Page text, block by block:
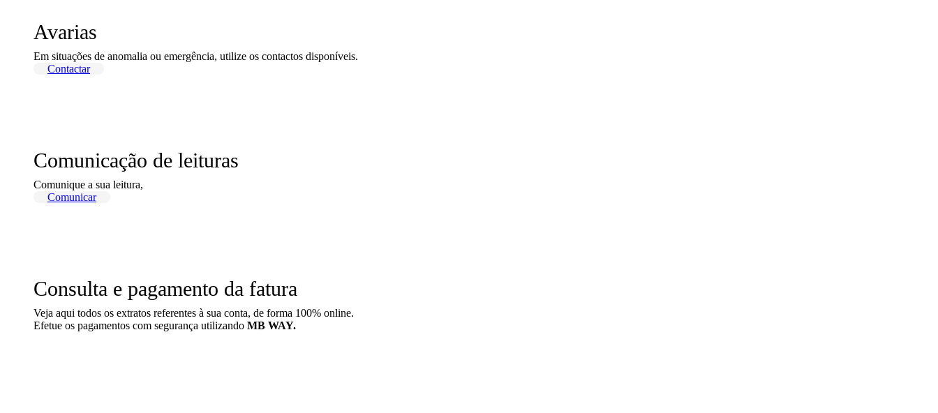
Avarias
Em situações de anomalia ou emergência, utilize os contactos disponíveis.
Contactar
Comunicação de leituras
Comunique a sua leitura,
Comunicar
Consulta e pagamento da fatura
Veja aqui todos os extratos referentes à sua conta, de forma 100% online.
Efetue os pagamentos com segurança utilizando MB WAY.